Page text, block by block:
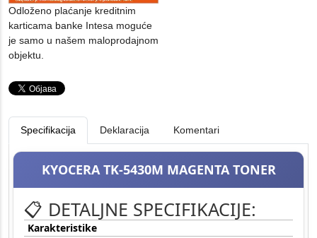
Odloženo plaćanje kreditnim
karticama banke Intesa moguće
je samo u našem maloprodajnom
objektu.
Specifikacija Deklaracija Komentari
KYOCERA TK-5430M MAGENTA TONER
📋 DETALJNE SPECIFIKACIJE:
Karakteristike